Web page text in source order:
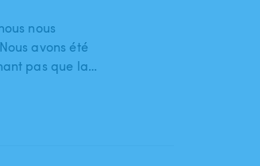
nous
avons été
pas que la…